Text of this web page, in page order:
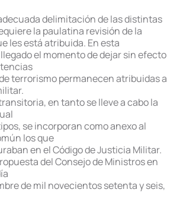
delimitación de las distintas
la paulatina revisión de la
les está atribuida. En esta
el momento de dejar sin efecto
terrorismo permanecen atribuidas a
en tanto se lleve a cabo la
se incorporan como anexo al
los que
en el Código de Justicia Militar.
del Consejo de Ministros en
de mil novecientos setenta y seis,